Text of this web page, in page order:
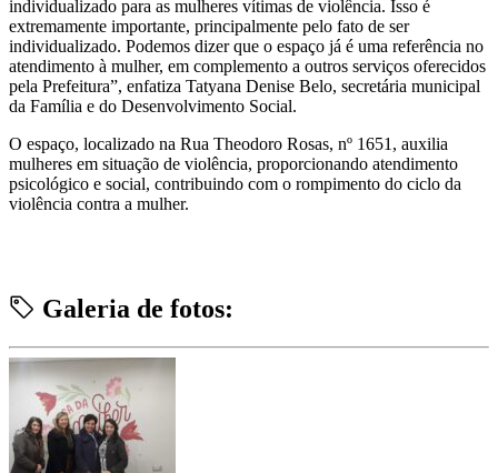
individualizado para as mulheres vítimas de violência. Isso é
extremamente importante, principalmente pelo fato de ser
individualizado. Podemos dizer que o espaço já é uma referência no
atendimento à mulher, em complemento a outros serviços oferecidos
pela Prefeitura”, enfatiza Tatyana Denise Belo, secretária municipal
da Família e do Desenvolvimento Social.
O espaço, localizado na Rua Theodoro Rosas, nº 1651, auxilia
mulheres em situação de violência, proporcionando atendimento
psicológico e social, contribuindo com o rompimento do ciclo da
violência contra a mulher.
Galeria de fotos: